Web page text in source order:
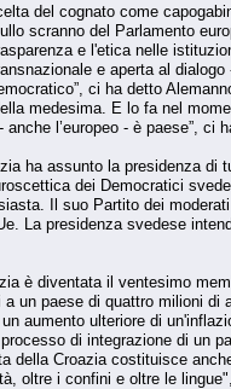
del cognato come
scranno del Parlamento
e l'etica nelle
e aperta al
ci ha detto
medesima. E lo fa nel
l’europeo - è paese”, ci
ha assunto la presidenza di
dei Democratici
Il suo Partito dei
La presidenza svedese
è diventata il ventesimo
un paese di quattro milioni
aumento ulteriore di
di integrazione di un
Croazia costituisce
oltre i confini e oltre le